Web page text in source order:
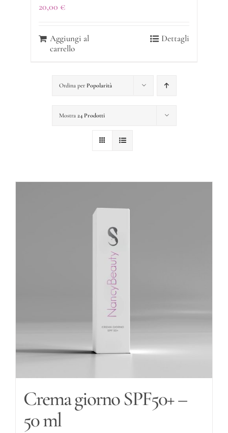
20,00 €
Aggiungi al
carrello
Dettagli
Ordina per Popolarità
Mostra 24 Prodotti
Crema giorno SPF50+ –
50 ml